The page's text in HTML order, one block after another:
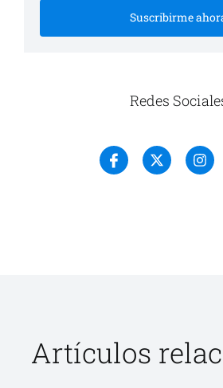
Suscribirme
Redes
Artículos